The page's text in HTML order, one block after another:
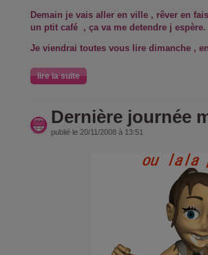
Demain je vais aller en ville , rêver en
un ptit café , ça va me detendre j
Je viendrai toutes vous lire dimanche ,
lire la suite
Dernière journée
publié le 20/11/2008 à 13:51